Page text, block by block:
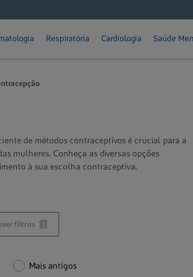
TPM
Melasma
Respiratória
Sinusite
Cardiologia
Como se CuidarSaúde
Dicas e
de métodos contraceptivos é crucial para a
mulheres. Conheça as diversas opções
à sua escolha contraceptiva.
filtros
Mais antigos